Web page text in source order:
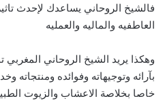
فالشيخ الروحاني يساعدك لإحدث
العاطفيه والماليه والعمليه
وهكذا يريد الشيخ الروحاني المغربي
بآرائه وتوجيهاته وفوائده ومنتجاته
خاصا بخلاصة الاعشاب والزيوت